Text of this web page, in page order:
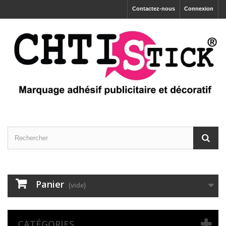
Connexion
Contactez-nous
Panier (vide)